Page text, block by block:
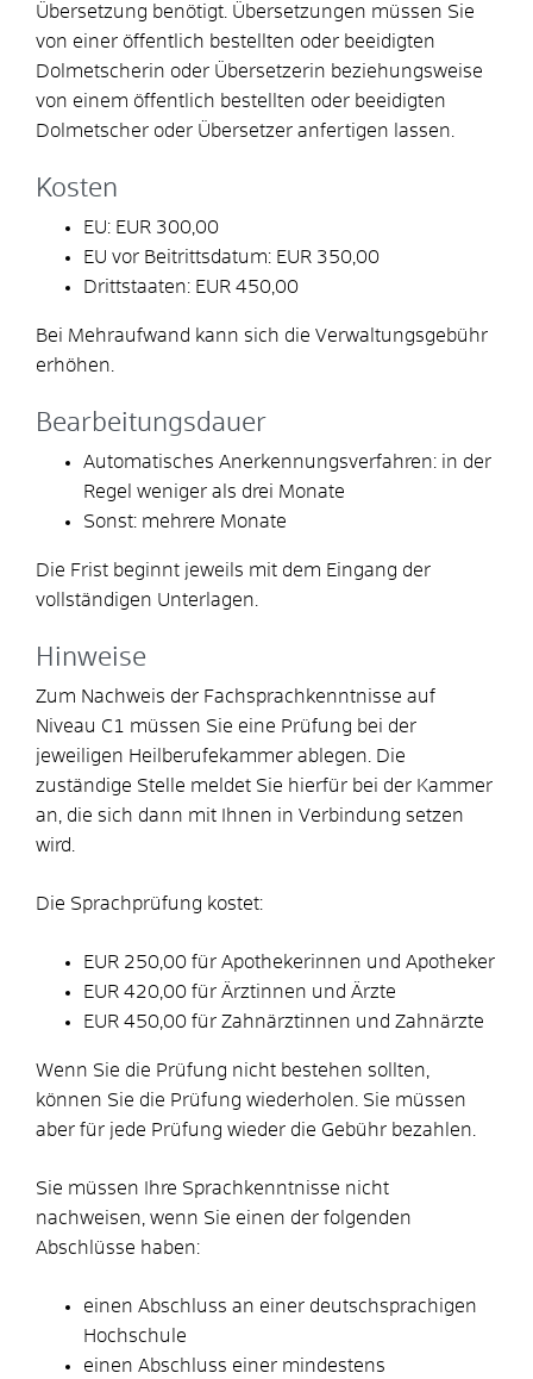
Übersetzung benötigt. Übersetzungen müssen Sie
von einer öffentlich bestellten oder beeidigten
Dolmetscherin oder Übersetzerin beziehungsweise
von einem öffentlich bestellten oder beeidigten
Dolmetscher oder Übersetzer anfertigen lassen.
Kosten
EU: EUR 300,00
EU vor Beitrittsdatum: EUR 350,00
Drittstaaten: EUR 450,00
Bei Mehraufwand kann sich die Verwaltungsgebühr
erhöhen.
Bearbeitungsdauer
Automatisches Anerkennungsverfahren: in der
Regel weniger als drei Monate
Sonst: mehrere Monate
Die Frist beginnt jeweils mit dem Eingang der
vollständigen Unterlagen.
Hinweise
Zum Nachweis der Fachsprachkenntnisse auf
Niveau C1 müssen Sie eine Prüfung bei der
jeweiligen Heilberufekammer ablegen. Die
zuständige Stelle meldet Sie hierfür bei der Kammer
an, die sich dann mit Ihnen in Verbindung setzen
wird.
Die Sprachprüfung kostet:
EUR 250,00 für Apothekerinnen und Apotheker
EUR 420,00 für Ärztinnen und Ärzte
EUR 450,00 für Zahnärztinnen und Zahnärzte
Wenn Sie die Prüfung nicht bestehen sollten,
können Sie die Prüfung wiederholen. Sie müssen
aber für jede Prüfung wieder die Gebühr bezahlen.
Sie müssen Ihre Sprachkenntnisse nicht
nachweisen, wenn Sie einen der folgenden
Abschlüsse haben:
einen Abschluss an einer deutschsprachigen
Hochschule
einen Abschluss einer mindestens